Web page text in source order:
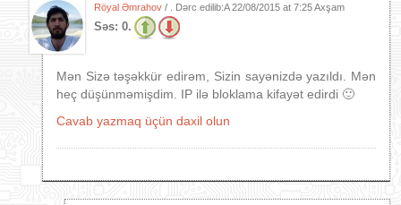
Röyal Əmrahov / . Dərc edilib:A22/08/2015 at 7:25 Axşam
Səs: 0.
Mən Sizə təşəkkür edirəm, Sizin sayənizdə yazıldı. Mən
heç düşünməmişdim. IP ilə bloklama kifayət edirdi 🙂
Cavab yazmaq üçün daxil olun